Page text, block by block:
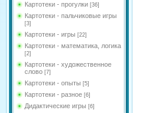
Картотеки - прогулки [36]
Картотеки - пальчиковые игры
[3]
Картотеки - игры [22]
Картотеки - математика, логика
[2]
Картотеки - художественное
слово [7]
Картотеки - опыты [5]
Картотеки - разное [6]
Дидактические игры [6]